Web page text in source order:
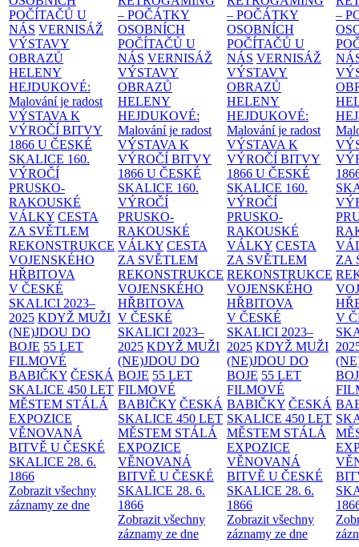
POČÍTAČŮ U
NÁS VERNISÁŽ
VÝSTAVY
OBRAZŮ
HELENY
HEJDUKOVÉ:
Malování je radost
VÝSTAVA K
VÝROČÍ BITVY
1866 U ČESKÉ
SKALICE 160.
VÝROČÍ
PRUSKO-
RAKOUSKÉ
VÁLKY CESTA
ZA SVĚTLEM
REKONSTRUKCE
VOJENSKÉHO
HŘBITOVA
V ČESKÉ
SKALICI 2023–
2025 KDYŽ MUŽI
(NE)JDOU DO
BOJE 55 LET
FILMOVÉ
BABIČKY ČESKÁ
SKALICE 450 LET
MĚSTEM STÁLÁ
EXPOZICE
VĚNOVANÁ
BITVĚ U ČESKÉ
SKALICE 28. 6.
1866
Zobrazit všechny
záznamy ze dne
– POČÁTKY
OSOBNÍCH
POČÍTAČŮ U
NÁS VERNISÁŽ
VÝSTAVY
OBRAZŮ
HELENY
HEJDUKOVÉ:
Malování je radost
VÝSTAVA K
VÝROČÍ BITVY
1866 U ČESKÉ
SKALICE 160.
VÝROČÍ
PRUSKO-
RAKOUSKÉ
VÁLKY CESTA
ZA SVĚTLEM
REKONSTRUKCE
VOJENSKÉHO
HŘBITOVA
V ČESKÉ
SKALICI 2023–
2025 KDYŽ MUŽI
(NE)JDOU DO
BOJE 55 LET
FILMOVÉ
BABIČKY ČESKÁ
SKALICE 450 LET
MĚSTEM STÁLÁ
EXPOZICE
VĚNOVANÁ
BITVĚ U ČESKÉ
SKALICE 28. 6.
1866
Zobrazit všechny
záznamy ze dne
– POČÁTKY
OSOBNÍCH
POČÍTAČŮ U
NÁS VERNISÁŽ
VÝSTAVY
OBRAZŮ
HELENY
HEJDUKOVÉ:
Malování je radost
VÝSTAVA K
VÝROČÍ BITVY
1866 U ČESKÉ
SKALICE 160.
VÝROČÍ
PRUSKO-
RAKOUSKÉ
VÁLKY CESTA
ZA SVĚTLEM
REKONSTRUKCE
VOJENSKÉHO
HŘBITOVA
V ČESKÉ
SKALICI 2023–
2025 KDYŽ MUŽI
(NE)JDOU DO
BOJE 55 LET
FILMOVÉ
BABIČKY ČESKÁ
SKALICE 450 LET
MĚSTEM STÁLÁ
EXPOZICE
VĚNOVANÁ
BITVĚ U ČESKÉ
SKALICE 28. 6.
1866
Zobrazit všechny
záznamy ze dne
–
ZA
V